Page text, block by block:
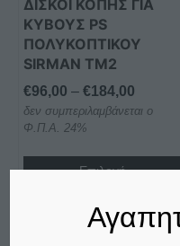
ΔΙΣΚΟΙ ΚΟΠΗΣ ΓΙΑ
ΚΥΒΟΥΣ PS
ΠΟΛΥΚΟΠΤΙΚΟΥ
SIRMAN TM2
€96,00 – €184,00
range:
δεν συμπεριλαμβάνεται ο
Φ.Π.Α. 24%
Επιλογή
να
επιλεγούν
στη
σελίδα
του
προϊόντος